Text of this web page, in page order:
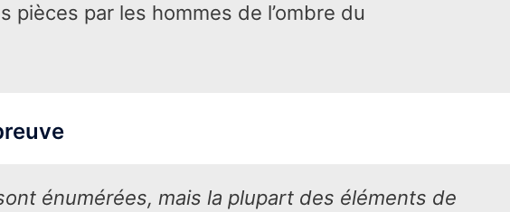
pièces par les hommes de l’ombre du
énumérées, mais la plupart des éléments de